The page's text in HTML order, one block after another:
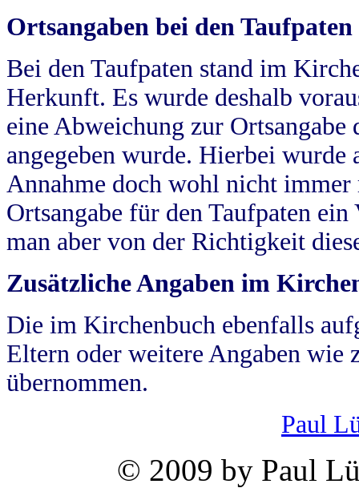
Ortsangaben bei den Taufpaten
Bei den Taufpaten stand im
Herkunft. Es wurde deshalb
eine Abweichung zur
angegeben wurde. Hierbei wurde
Annahme doch wohl nicht
Ortsangabe für den Taufpaten
man aber von der Richtigkeit
Zusätzliche Angaben im
Die im Kirchenbuch ebenfalls
Eltern oder weitere Angaben wie
übernommen.
Paul
© 2009 by Paul